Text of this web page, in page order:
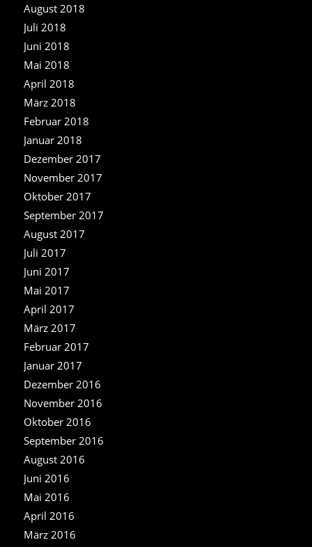
August 2018
Juli 2018
Juni 2018
Mai 2018
April 2018
März 2018
Februar 2018
Januar 2018
Dezember 2017
November 2017
Oktober 2017
September 2017
August 2017
Juli 2017
Juni 2017
Mai 2017
April 2017
März 2017
Februar 2017
Januar 2017
Dezember 2016
November 2016
Oktober 2016
September 2016
August 2016
Juni 2016
Mai 2016
April 2016
März 2016